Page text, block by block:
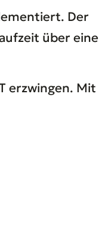
Der
über eine
erzwingen. Mit